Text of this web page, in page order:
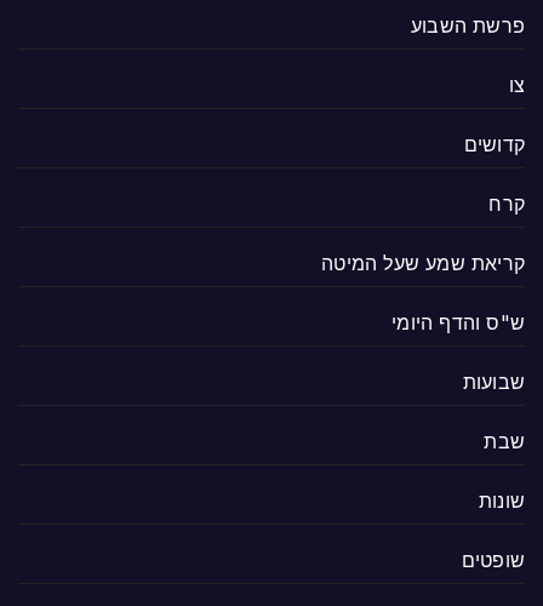
פרשת השבוע
צו
קדושים
קרח
קריאת שמע שעל המיטה
ש"ס והדף היומי
שבועות
שבת
שונות
שופטים